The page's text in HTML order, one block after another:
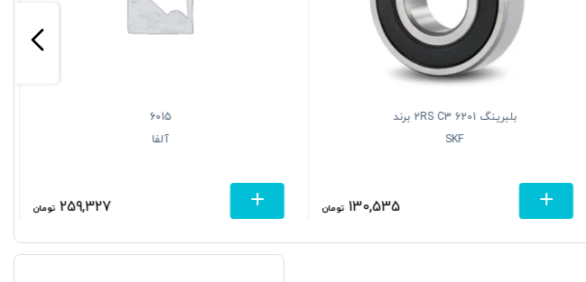
بلبرینگ 6201 2RS C3 برند
SKF
130,535 تومان
6015
آلفا
259,327 تومان